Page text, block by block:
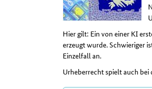
Hier gilt: Ein von einer KI
erzeugt wurde. Schwieriger
Einzelfall an.
Urheberrecht spielt auch